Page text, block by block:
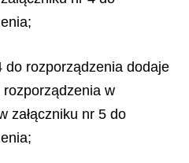
do rozporządzenia dodaje
rozporządzenia w
załączniku nr 5 do